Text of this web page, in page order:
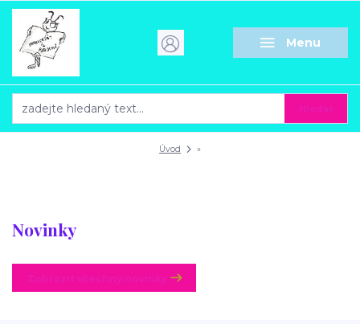
Menu
Úvod »
Novinky